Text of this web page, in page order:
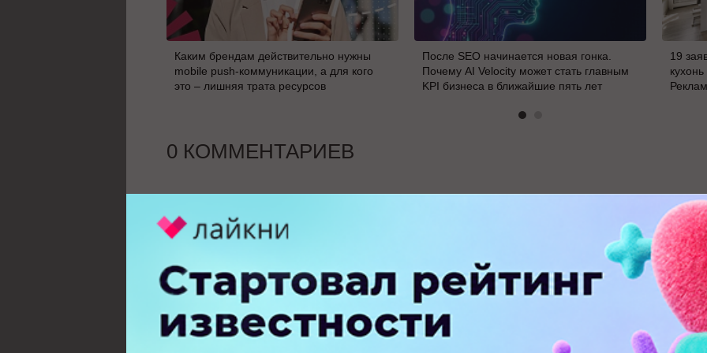
Каким брендам действительно нужны
mobile push-коммуникации, а для кого
это – лишняя трата ресурсов
После SEO начинается новая гонка.
Почему AI Velocity может стать главным
KPI бизнеса в ближайшие пять лет
19
0 КОММЕНТАРИЕВ
ПЕРЕЙТИ НА ПОЛНУЮ ВЕРСИЮ